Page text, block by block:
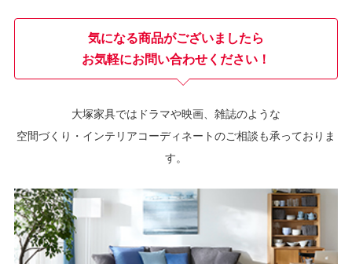
気になる商品がございましたら
お気軽にお問い合わせください！
大塚家具ではドラマや映画、雑誌のような
空間づくり・インテリアコーディネートのご相談も承っておりま
す。